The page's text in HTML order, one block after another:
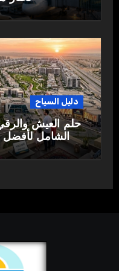
دليل السياح
حلم العيش
الشامل لأفضل